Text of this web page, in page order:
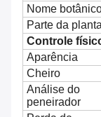
Nome
Parte da
Controle
Aparência
Cheiro
Análise do
peneirador